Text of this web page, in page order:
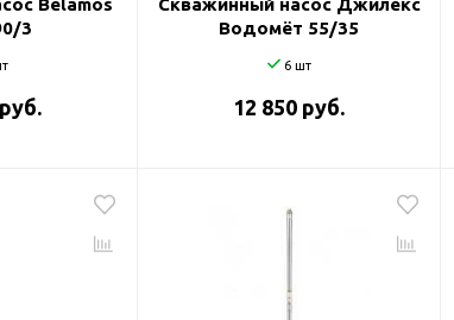
Belamos
3
Скважинный насос Джилекс
Водомёт 55/35
6 шт
12 850 руб.